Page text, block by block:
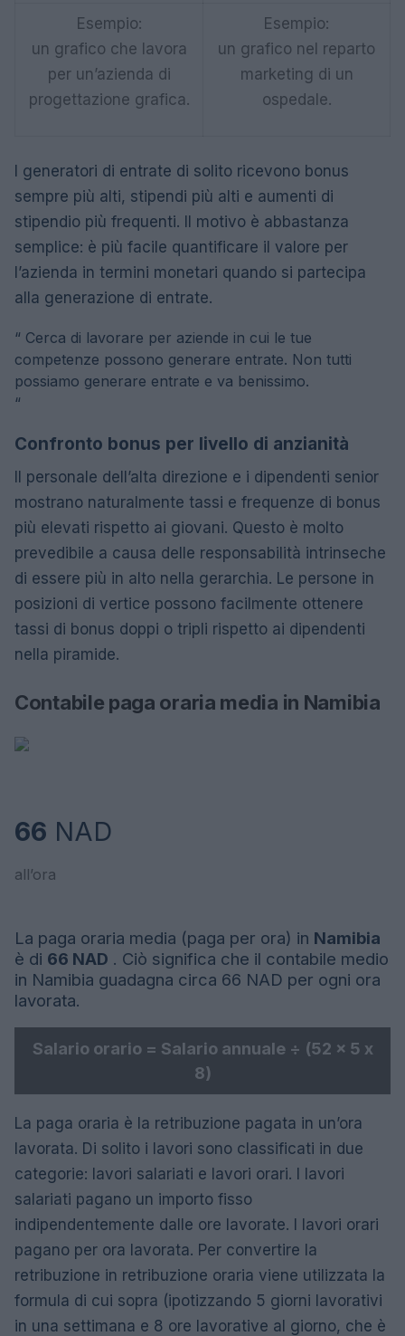
Esempio:
un grafico che lavora
per un’azienda di
progettazione grafica.
Esempio:
un grafico nel reparto
marketing di un
ospedale.
I generatori di entrate di solito ricevono bonus
sempre più alti, stipendi più alti e aumenti di
stipendio più frequenti. Il motivo è abbastanza
semplice: è più facile quantificare il valore per
l’azienda in termini monetari quando si partecipa
alla generazione di entrate.
“ Cerca di lavorare per aziende in cui le tue
competenze possono generare entrate. Non tutti
possiamo generare entrate e va benissimo.
“
Confronto bonus per livello di anzianità
Il personale dell’alta direzione e i dipendenti senior
mostrano naturalmente tassi e frequenze di bonus
più elevati rispetto ai giovani. Questo è molto
prevedibile a causa delle responsabilità intrinseche
di essere più in alto nella gerarchia. Le persone in
posizioni di vertice possono facilmente ottenere
tassi di bonus doppi o tripli rispetto ai dipendenti
nella piramide.
Contabile paga oraria media in Namibia
66 NAD
all’ora
La paga oraria media (paga per ora) in Namibia
è di 66 NAD . Ciò significa che il contabile medio
in Namibia guadagna circa 66 NAD per ogni ora
lavorata.
Salario orario = Salario annuale ÷ (52 x 5 x
8)
La paga oraria è la retribuzione pagata in un’ora
lavorata. Di solito i lavori sono classificati in due
categorie: lavori salariati e lavori orari. I lavori
salariati pagano un importo fisso
indipendentemente dalle ore lavorate. I lavori orari
pagano per ora lavorata. Per convertire la
retribuzione in retribuzione oraria viene utilizzata la
formula di cui sopra (ipotizzando 5 giorni lavorativi
in ​​una settimana e 8 ore lavorative al giorno, che è